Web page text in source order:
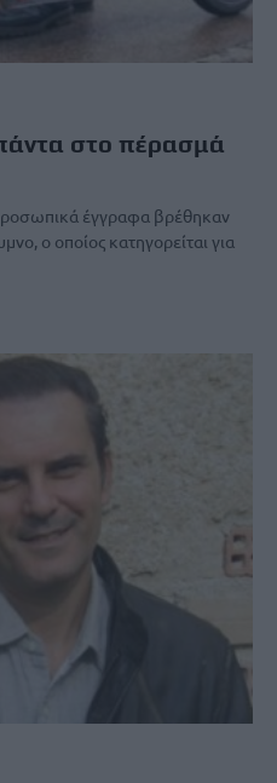
στο πέρασμά
έγγραφα βρέθηκαν
ο οποίος κατηγορείται για